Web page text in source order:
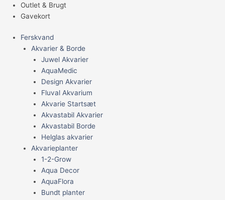
Outlet & Brugt
Gavekort
Ferskvand
Akvarier & Borde
Juwel Akvarier
AquaMedic
Design Akvarier
Fluval Akvarium
Akvarie Startsæt
Akvastabil Akvarier
Akvastabil Borde
Helglas akvarier
Akvarieplanter
1-2-Grow
Aqua Decor
AquaFlora
Bundt planter